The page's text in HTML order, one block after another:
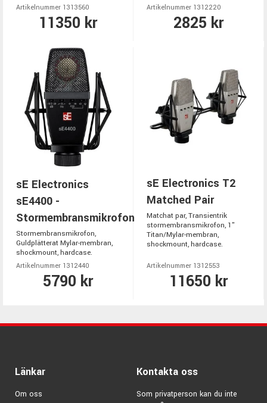
Artikelnummer 1313560
11350 kr
Artikelnummer 1312220
2825 kr
sE Electronics
sE4400 -
Stormembransmikrofon
Stormembransmikrofon,
Guldplätterat Mylar-membran,
shockmount, hardcase.
Artikelnummer 1312440
5790 kr
sE Electronics T2
Matched Pair
Matchat par, Transientrik
stormembransmikrofon, 1"
Titan/Mylar-membran,
shockmount, hardcase.
Artikelnummer 1312553
11650 kr
Länkar
Om oss
Kontakta oss
Som privatperson kan du inte